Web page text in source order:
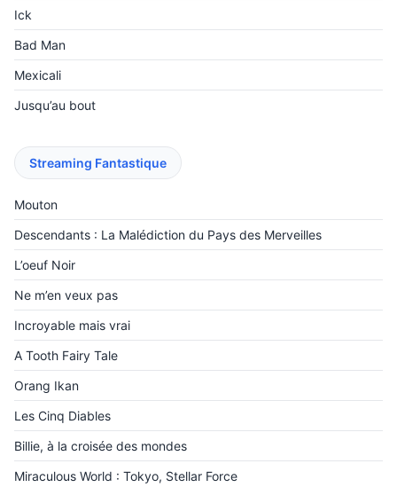
Ick
Bad Man
Mexicali
Jusqu’au bout
Streaming Fantastique
Mouton
Descendants : La Malédiction du Pays des Merveilles
L’oeuf Noir
Ne m’en veux pas
Incroyable mais vrai
A Tooth Fairy Tale
Orang Ikan
Les Cinq Diables
Billie, à la croisée des mondes
Miraculous World : Tokyo, Stellar Force